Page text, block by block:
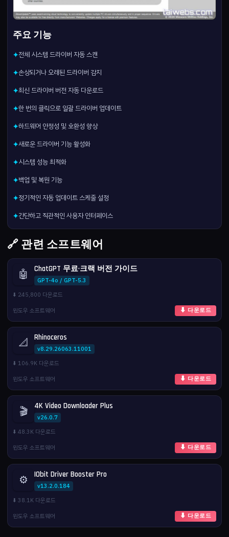
주요 기능
✦전체 시스템 드라이버 자동 스캔
✦손상되거나 오래된 드라이버 감지
✦최신 드라이버 버전 자동 다운로드
✦한 번의 클릭으로 일괄 드라이버 업데이트
✦하드웨어 안정성 및 호환성 향상
✦새로운 드라이버 기능 활성화
✦시스템 성능 최적화
✦백업 및 복원 기능
✦정기적인 자동 업데이트 스케줄 설정
✦간단하고 직관적인 사용자 인터페이스
🔗 관련 소프트웨어
🤖 ChatGPT 무료·크랙 버전 가이드
GPT-4o / GPT-5.3
⬇️ 245,800 다운로드
윈도우 소프트웨어
⬇ 다운로드
📐 Rhinoceros
v8.29.26063.11001
⬇️ 106.9K 다운로드
윈도우 소프트웨어
⬇ 다운로드
🎬 4K Video Downloader Plus
v26.0.7
⬇️ 48.3K 다운로드
윈도우 소프트웨어
⬇ 다운로드
⚙️ IObit Driver Booster Pro
v13.2.0.184
⬇️ 38.1K 다운로드
윈도우 소프트웨어
⬇ 다운로드